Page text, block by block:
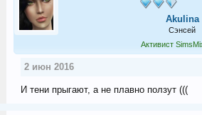
Akulina
Сэнсей
Активист
2 июн 2016
И тени прыгают, а не плавно ползут (((